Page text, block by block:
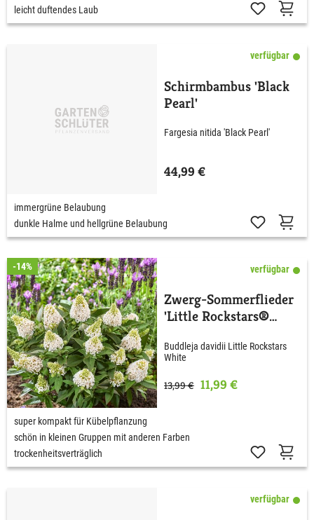
leicht duftendes Laub
verfügbar
Schirmbambus 'Black
Pearl'
Fargesia nitida 'Black Pearl'
44,99 €
immergrüne Belaubung
dunkle Halme und hellgrüne Belaubung
-14% verfügbar
Zwerg-Sommerflieder
'Little Rockstars®
Buddleja davidii Little Rockstars
White
13,99 € 11,99 €
super kompakt für Kübelpflanzung
schön in kleinen Gruppen mit anderen Farben
trockenheitsverträglich
verfügbar